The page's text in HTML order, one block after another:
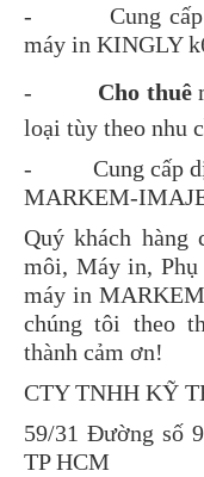
- Cung cấp
máy in KINGLY
- Cho thuê
loại tùy theo nhu
- Cung cấp
MARKEM-
Quý khách
môi, Máy in, Phụ
máy in
chúng tôi theo
thành cảm ơn!
CTY TNHH KỸ
59/31 Đường số
TP HCM